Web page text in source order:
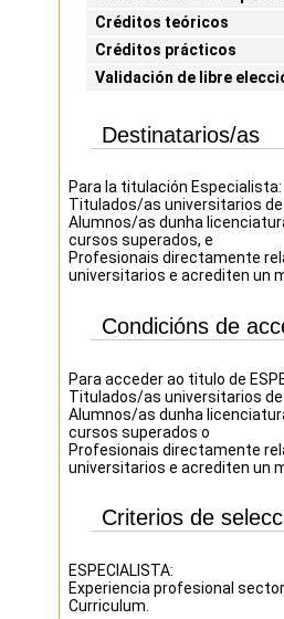
Créditos teóricos
Créditos prácticos
Validación de libre
Destinatarios/as
Para la titulación Especialista:
Titulados/as universitarios
Alumnos/as dunha
cursos superados, e
Profesionais directamente
universitarios e acrediten un
Condicións de
Para acceder ao titulo de
Titulados/as universitarios de
Alumnos/as dunha
cursos superados o
Profesionais directamente
universitarios e acrediten un
Criterios de
ESPECIALISTA:
Experiencia profesional
Curriculum.